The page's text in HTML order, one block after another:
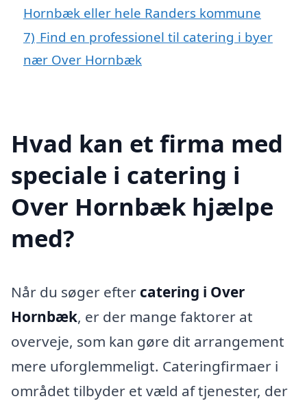
Hornbæk eller hele Randers kommune
7) Find en professionel til catering i byer
nær Over Hornbæk
Hvad kan et firma med
speciale i catering i
Over Hornbæk hjælpe
med?
Når du søger efter catering i Over
Hornbæk, er der mange faktorer at
overveje, som kan gøre dit arrangement
mere uforglemmeligt. Cateringfirmaer i
området tilbyder et væld af tjenester, der